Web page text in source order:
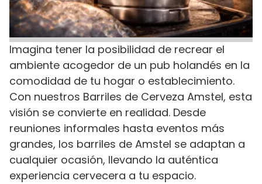
Imagina tener la posibilidad de recrear el
ambiente acogedor de un pub holandés en la
comodidad de tu hogar o establecimiento.
Con nuestros Barriles de Cerveza Amstel, esta
visión se convierte en realidad. Desde
reuniones informales hasta eventos más
grandes, los barriles de Amstel se adaptan a
cualquier ocasión, llevando la auténtica
experiencia cervecera a tu espacio.